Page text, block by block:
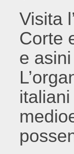
Visita
Corte
e